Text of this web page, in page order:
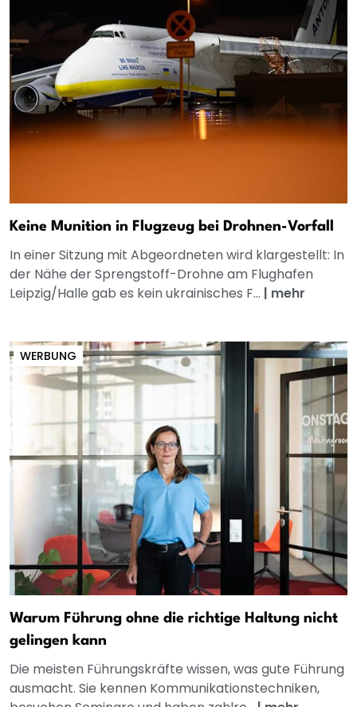
Keine Munition in Flugzeug bei Drohnen-Vorfall
In einer Sitzung mit Abgeordneten wird klargestellt: In
der Nähe der Sprengstoff-Drohne am Flughafen
Leipzig/Halle gab es kein ukrainisches F... | mehr
WERBUNG
Warum Führung ohne die richtige Haltung nicht
gelingen kann
Die meisten Führungskräfte wissen, was gute Führung
ausmacht. Sie kennen Kommunikationstechniken,